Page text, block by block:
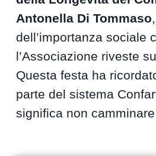
Antonella Di Tommaso
dell’importanza sociale
l’Associazione riveste
Questa festa ha
parte del sistema
significa non